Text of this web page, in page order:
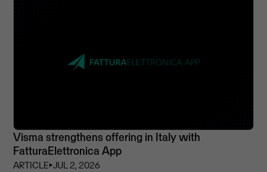
Visma strengthens offering in Italy with
FatturaElettronica App
ARTICLE⏵JUL 2, 2026